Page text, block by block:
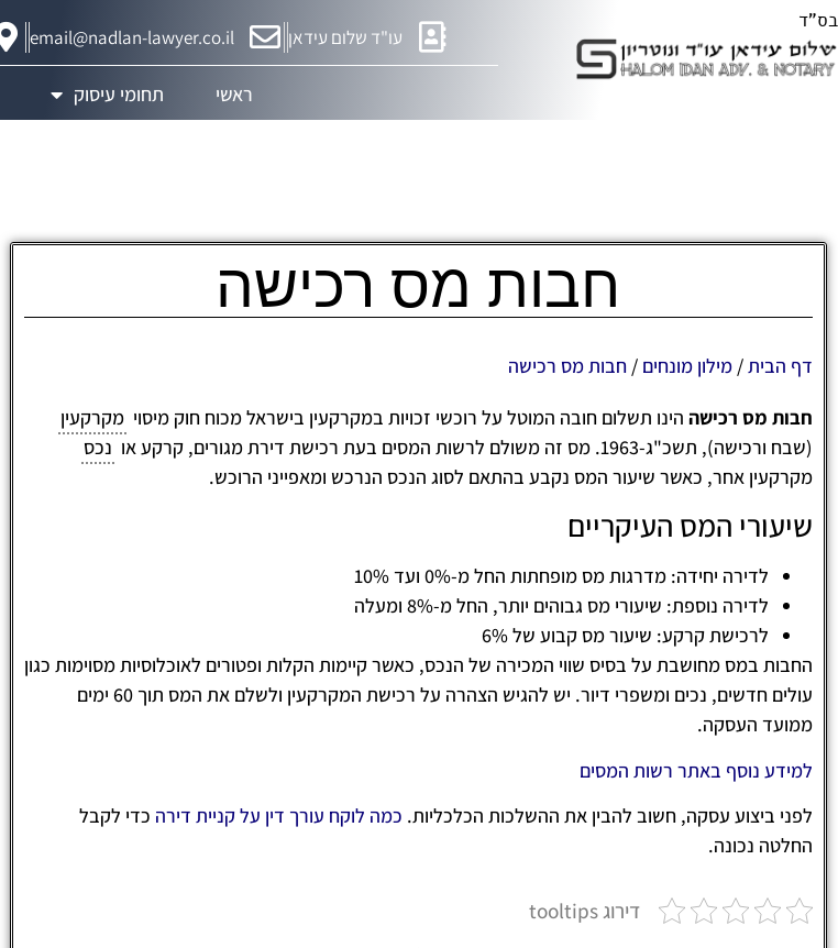
בס"ד
עו"ד שלום עידאן email@nadlan-lawyer.co.il
ראשי תחומי עיסוק
חבות מס רכישה
דף הבית/ מילון מונחים / חבות מס רכישה
חבות מס רכישה הינו תשלום חובה המוטל על רוכשי זכויות במקרקעין בישראל מכוח חוק מיסוי מקרקעין
(שבח ורכישה), תשכ"ג-1963. מס זה משולם לרשות המסים בעת רכישת דירת מגורים, קרקע או
נכס
מקרקעין אחר, כאשר שיעור המס נקבע בהתאם לסוג הנכס הנרכש ומאפייני הרוכש.
שיעורי המס העיקריים
לדירה יחידה: מדרגות מס מופחתות החל מ-0% ועד 10%
לדירה נוספת: שיעורי מס גבוהים יותר, החל מ-8% ומעלה
לרכישת קרקע: שיעור מס קבוע של 6%
החבות במס מחושבת על בסיס שווי המכירה של הנכס, כאשר קיימות הקלות ופטורים לאוכלוסיות מסוימות כגון
עולים חדשים, נכים ומשפרי דיור. יש להגיש הצהרה על רכישת המקרקעין ולשלם את המס תוך 60 ימים
ממועד העסקה.
למידע נוסף באתר רשות המסים
לפני ביצוע עסקה, חשוב להבין את ההשלכות הכלכליות. כמה לוקח עורך דין על קניית דירה כדי לקבל
החלטה נכונה.
דירוג tooltips